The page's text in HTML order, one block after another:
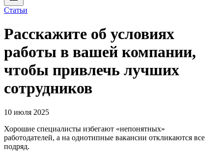
Статьи
Расскажите об условиях
работы в вашей компании,
чтобы привлечь лучших
сотрудников
10 июля 2025
Хорошие специалисты избегают «непонятных»
работодателей, а на однотипные вакансии откликаются все
подряд.